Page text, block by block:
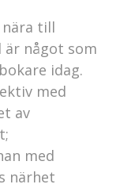
nära till
är något som
idag.
med
av
med
närhet